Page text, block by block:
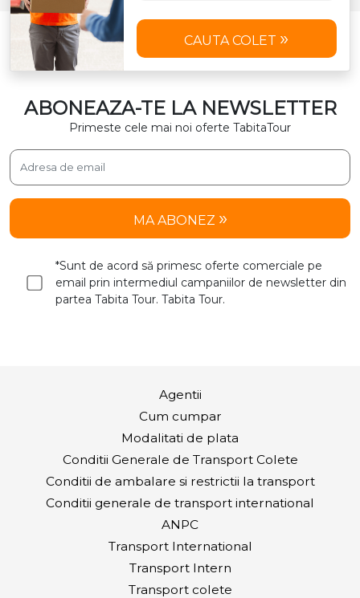
CAUTA COLET
ABONEAZA-TE LA NEWSLETTER
Primeste cele mai noi oferte TabitaTour
MA ABONEZ
*Sunt de acord să primesc oferte comerciale pe
email prin intermediul campaniilor de newsletter din
partea Tabita Tour. Tabita Tour.
Agentii
Cum cumpar
Modalitati de plata
Conditii Generale de Transport Colete
Conditii de ambalare si restrictii la transport
Conditii generale de transport international
ANPC
Transport International
Transport Intern
Transport colete